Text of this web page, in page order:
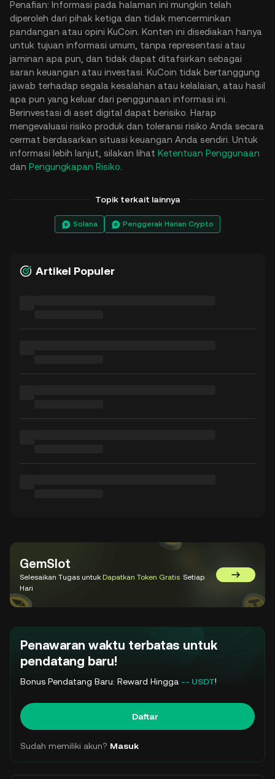
Penafian: Informasi pada halaman ini mungkin telah
diperoleh dari pihak ketiga dan tidak mencerminkan
pandangan atau opini KuCoin. Konten ini disediakan hanya
untuk tujuan informasi umum, tanpa representasi atau
jaminan apa pun, dan tidak dapat ditafsirkan sebagai
saran keuangan atau investasi. KuCoin tidak bertanggung
jawab terhadap segala kesalahan atau kelalaian, atau hasil
apa pun yang keluar dari penggunaan informasi ini.
Berinvestasi di aset digital dapat berisiko. Harap
mengevaluasi risiko produk dan toleransi risiko Anda secara
cermat berdasarkan situasi keuangan Anda sendiri. Untuk
informasi lebih lanjut, silakan lihat Ketentuan Penggunaan
dan Pengungkapan Risiko
Topik terkait lainnya
Solana Penggerak Harian Crypto
Artikel Populer
GemSlot
Selesaikan Tugas untuk Dapatkan Token Gratis Setiap
Hari
Kunjungi
Penawaran waktu terbatas untuk
pendatang baru!
Bonus Pendatang Baru: Reward Hingga -- USDT!
Daftar
Sudah memiliki akun? Masuk